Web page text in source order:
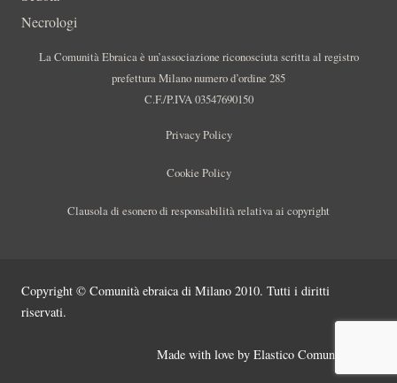
Necrologi
La Comunità Ebraica è un’associazione riconosciuta scritta al registro
prefettura Milano numero d’ordine 285
C.F./P.IVA 03547690150
Privacy Policy
Cookie Policy
Clausola di esonero di responsabilità relativa ai copyright
Copyright © Comunità ebraica di Milano 2010. Tutti i diritti
riservati.
Made with love by Elastico Comunicazione